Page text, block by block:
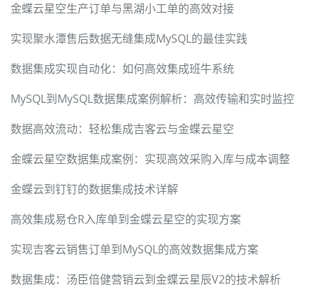
金蝶云星空生产订单与黑湖小工单的高效对接
实现聚水潭售后数据无缝集成MySQL的最佳实践
数据集成实现自动化：如何高效集成班牛系统
MySQL到MySQL数据集成案例解析：高效传输和实时监控
数据高效流动：轻松集成吉客云与金蝶云星空
金蝶云星空数据集成案例：实现高效采购入库与成本调整
金蝶云到钉钉的数据集成技术详解
高效集成易仓R入库单到金蝶云星空的实现方案
实现吉客云销售订单到MySQL的高效数据集成方案
数据集成：汤臣倍健营销云到金蝶云星辰V2的技术解析